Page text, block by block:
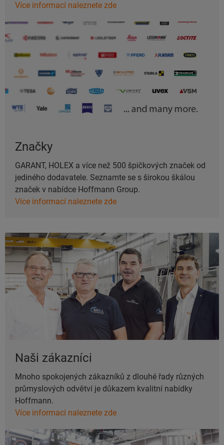
Více informací naleznete zde
Značky
GARANT, HOLEX a více než 500 špičkových značek od
jediného dodavatele. Seznamte se s širokou škálou
značek v nabídce Hoffmann Group.
Více informací naleznete zde
Naši zákazníci
Mnoho spokojených zákazníků z dlouhé řady různých
průmyslových odvětví je důkazem kvalitní nabídky
Hoffmann.
Více informací naleznete zde